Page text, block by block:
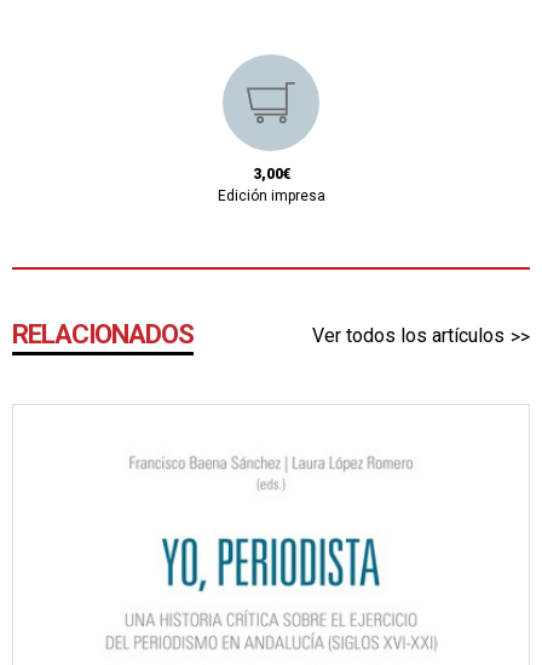
3,00€
Edición impresa
RELACIONADOS Ver todos los artículos